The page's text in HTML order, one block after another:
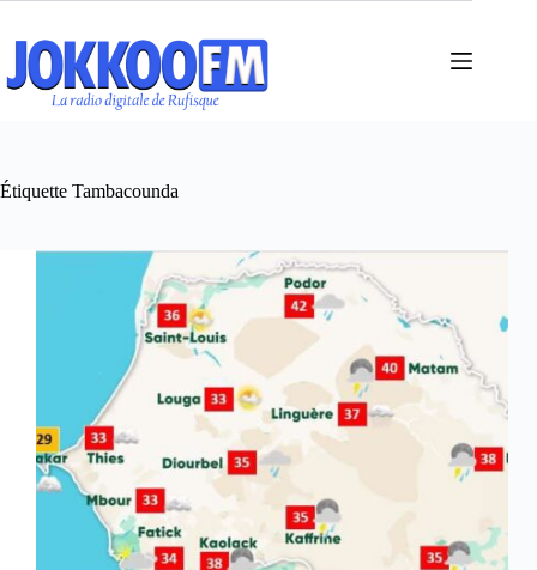
contenu
Étiquette Tambacounda